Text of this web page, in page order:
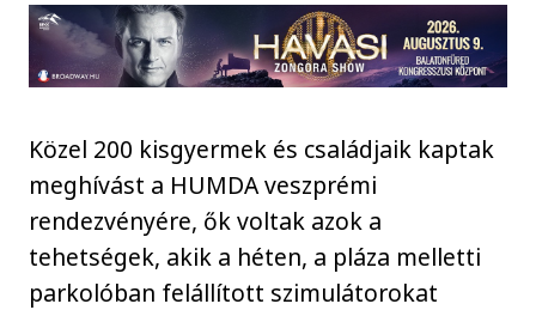
Közel 200 kisgyermek és családjaik kaptak
meghívást a HUMDA veszprémi
rendezvényére, ők voltak azok a
tehetségek, akik a héten, a pláza melletti
parkolóban felállított szimulátorokat